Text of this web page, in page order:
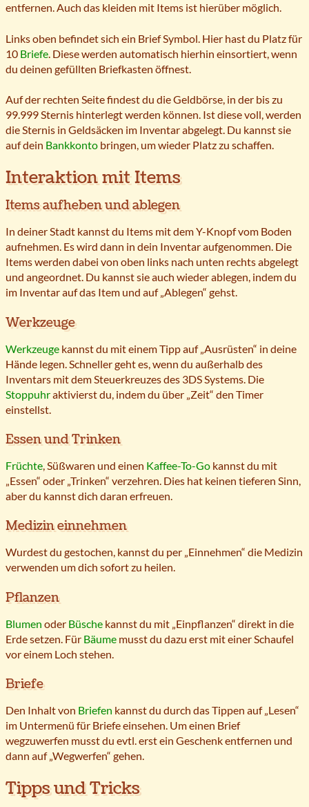
entfernen. Auch das kleiden mit Items ist hierüber möglich.
Links oben befindet sich ein Brief Symbol. Hier hast du Platz für
10 Briefe . Diese werden automatisch hierhin einsortiert, wenn
du deinen gefüllten Briefkasten öffnest.
Auf der rechten Seite findest du die Geldbörse, in der bis zu
99.999 Sternis hinterlegt werden können. Ist diese voll, werden
die Sternis in Geldsäcken im Inventar abgelegt. Du kannst sie
auf dein Bankkonto bringen, um wieder Platz zu schaffen.
Interaktion mit Items
Items aufheben und ablegen
In deiner Stadt kannst du Items mit dem Y-Knopf vom Boden
aufnehmen. Es wird dann in dein Inventar aufgenommen. Die
Items werden dabei von oben links nach unten rechts abgelegt
und angeordnet. Du kannst sie auch wieder ablegen, indem du
im Inventar auf das Item und auf „Ablegen“ gehst.
Werkzeuge
Werkzeuge kannst du mit einem Tipp auf „Ausrüsten“ in deine
Hände legen. Schneller geht es, wenn du außerhalb des
Inventars mit dem Steuerkreuzes des 3DS Systems. Die
Stoppuhraktivierst du, indem du über „Zeit“ den Timer
einstellst.
Essen und Trinken
Früchte, Süßwaren und einen Kaffee-To-Go kannst du mit
„Essen“ oder „Trinken“ verzehren. Dies hat keinen tieferen Sinn,
aber du kannst dich daran erfreuen.
Medizin einnehmen
Wurdest du gestochen, kannst du per „Einnehmen“ die Medizin
verwenden um dich sofort zu heilen.
Pflanzen
Blumen oder Büsche kannst du mit „Einpflanzen“ direkt in die
Erde setzen. Für Bäume musst du dazu erst mit einer Schaufel
vor einem Loch stehen.
Briefe
Den Inhalt von Briefen kannst du durch das Tippen auf „Lesen“
im Untermenü für Briefe einsehen. Um einen Brief
wegzuwerfen musst du evtl. erst ein Geschenk entfernen und
dann auf „Wegwerfen“ gehen.
Tipps und Tricks